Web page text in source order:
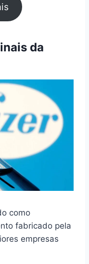
da
como
fabricado pela
empresas